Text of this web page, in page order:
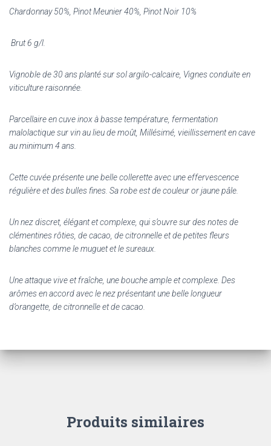
Chardonnay 50%, Pinot Meunier 40%, Pinot Noir 10%
Brut 6 g/l.
Vignoble de 30 ans planté sur sol argilo-calcaire, Vignes conduite en
viticulture raisonnée.
Parcellaire en cuve inox à basse température, fermentation
malolactique sur vin au lieu de moût, Millésimé, vieillissement en cave
au minimum 4 ans.
Cette cuvée présente une belle collerette avec une effervescence
régulière et des bulles fines. Sa robe est de couleur or jaune pâle.
Un nez discret, élégant et complexe, qui s’ouvre sur des notes de
clémentines rôties, de cacao, de citronnelle et de petites fleurs
blanches comme le muguet et le sureaux.
Une attaque vive et fraîche, une bouche ample et complexe. Des
arômes en accord avec le nez présentant une belle longueur
d’orangette, de citronnelle et de cacao.
Produits similaires